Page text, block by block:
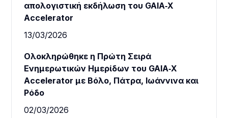
απολογιστική εκδήλωση του GAIA‑X
Accelerator
13/03/2026
Ολοκληρώθηκε η Πρώτη Σειρά
Ενημερωτικών Ημερίδων του GAIA‑X
Accelerator με Βόλο, Πάτρα, Ιωάννινα και
Ρόδο
02/03/2026